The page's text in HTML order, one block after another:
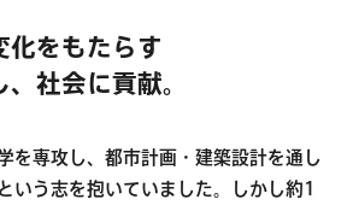
化をもたらす
社会に貢献。
を専攻し、都市計画・建築設計を通し
いう志を抱いていました。しかし約1